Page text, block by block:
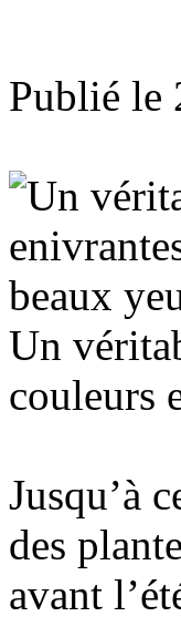
Publié le
Un
couleurs
Jusqu’à
des
avant